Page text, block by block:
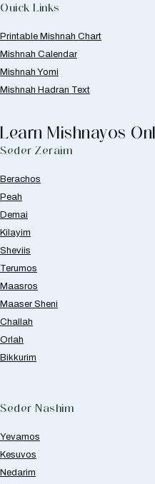
Quick Links
Printable Mishnah Chart
Mishnah Calendar
Mishnah Yomi
Mishnah Hadran Text
Learn Mishnayos
Seder Zeraim
Berachos
Peah
Demai
Kilayim
Sheviis
Terumos
Maasros
Maaser Sheni
Challah
Orlah
Bikkurim
Seder Nashim
Yevamos
Kesuvos
Nedarim